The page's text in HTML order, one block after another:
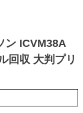
ン ICVM38A
回収 大判プリ